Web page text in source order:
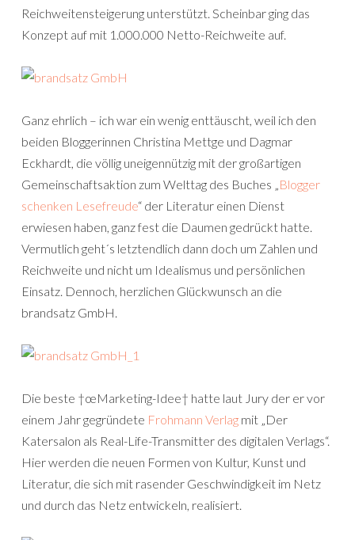
Reichweitensteigerung unterstützt. Scheinbar ging das
Konzept auf mit 1.000.000 Netto-Reichweite auf.
Ganz ehrlich – ich war ein wenig enttäuscht, weil ich den
beiden Bloggerinnen Christina Mettge und Dagmar
Eckhardt, die völlig uneigennützig mit der großartigen
Gemeinschaftsaktion zum Welttag des Buches „
Blogger
schenken Lesefreude“ der Literatur einen Dienst
erwiesen haben, ganz fest die Daumen gedrückt hatte.
Vermutlich geht´s letztendlich dann doch um Zahlen und
Reichweite und nicht um Idealismus und persönlichen
Einsatz. Dennoch, herzlichen Glückwunsch an die
brandsatz GmbH.
Die beste †œMarketing-Idee† hatte laut Jury der er vor
einem Jahr gegründete Frohmann Verlag mit „Der
Katersalon als Real-Life-Transmitter des digitalen Verlags“.
Hier werden die neuen Formen von Kultur, Kunst und
Literatur, die sich mit rasender Geschwindigkeit im Netz
und durch das Netz entwickeln, realisiert.